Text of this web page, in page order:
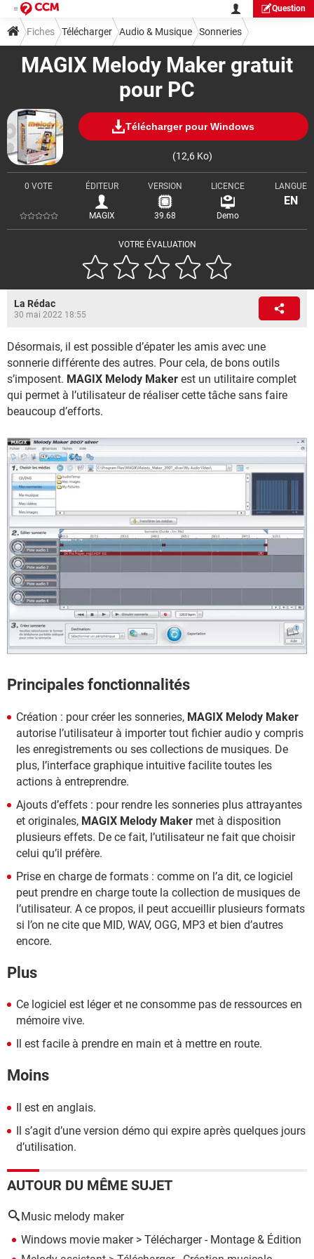
Question
MAGIX Melody Maker gratuit
pour PC
Télécharger pour Windows
(12,6 Ko)
VOTRE ÉVALUATION
0 VOTE ÉDITEUR
MAGIX
VERSION
39.68
LICENCE
Demo
LANGUE
EN
Fiches Télécharger Audio & Musique Sonneries
La Rédac
30 mai 2022 18:55
Désormais, il est possible d’épater les amis avec une
sonnerie différente des autres. Pour cela, de bons outils
s’imposent. MAGIX Melody Maker est un utilitaire complet
qui permet à l’utilisateur de réaliser cette tâche sans faire
beaucoup d’efforts.
Principales fonctionnalités
Création : pour créer les sonneries, MAGIX Melody Maker
autorise l’utilisateur à importer tout fichier audio y compris
les enregistrements ou ses collections de musiques. De
plus, l’interface graphique intuitive facilite toutes les
actions à entreprendre.
Ajouts d’effets : pour rendre les sonneries plus attrayantes
et originales, MAGIX Melody Maker met à disposition
plusieurs effets. De ce fait, l’utilisateur ne fait que choisir
celui qu’il préfère.
Prise en charge de formats : comme on l’a dit, ce logiciel
peut prendre en charge toute la collection de musiques de
l’utilisateur. A ce propos, il peut accueillir plusieurs formats
si l’on ne cite que MID, WAV, OGG, MP3 et bien d’autres
encore.
Plus
Ce logiciel est léger et ne consomme pas de ressources en
mémoire vive.
Il est facile à prendre en main et à mettre en route.
Moins
Il est en anglais.
Il s’agit d’une version démo qui expire après quelques jours
d’utilisation.
AUTOUR DU MÊME SUJET
Music melody maker
Windows movie maker> Télécharger - Montage & Édition